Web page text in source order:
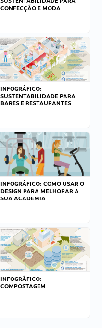
CONFECÇÃO E MODA
INFOGRÁFICO:
SUSTENTABILIDADE PARA
BARES E RESTAURANTES
INFOGRÁFICO: COMO USAR O
DESIGN PARA MELHORAR A
SUA ACADEMIA
INFOGRÁFICO:
COMPOSTAGEM